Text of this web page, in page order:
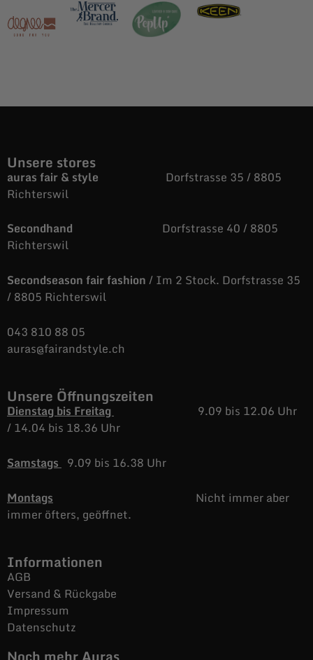
Unsere stores
auras fair & style Dorfstrasse 35 / 8805
Richterswil
Secondhand Dorfstrasse 40 / 8805
Richterswil
Secondseason fair fashion/ Im 2 Stock. Dorfstrasse 35
/ 8805 Richterswil
043 810 88 05
auras@fairandstyle.ch
Unsere Öffnungszeiten
Dienstag bis Freitag
9.09 bis 12.06 Uhr
/14.04 bis 18.36 Uhr
Samstags 9.09 bis 16.38 Uhr
Montags
Nicht immer aber
immer öfters, geöffnet.
Informationen
AGB
Versand & Rückgabe
Impressum
Datenschutz